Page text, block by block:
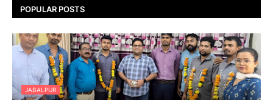
POPULAR POSTS
JABALPUR